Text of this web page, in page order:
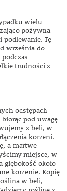
wielu
pożywna
podlewanie. Tę
września do
trudności z
odstępach
pod uwagę
z beli, w
korzeni.
a martwe
miejsce, w
około
korzenie. Kopię
w beli,